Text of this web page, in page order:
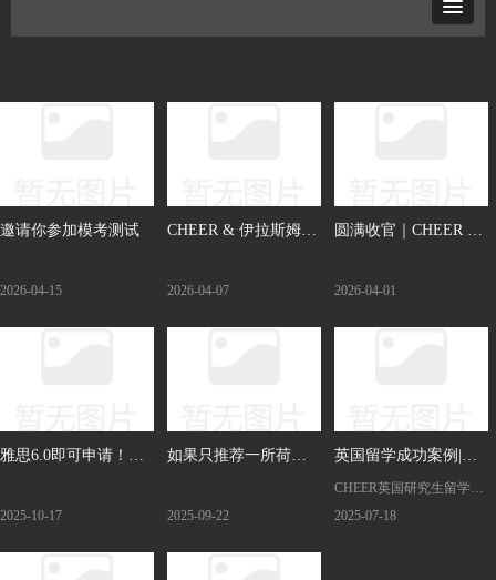
邀请你参加模考测试
2026-04-15
CHEER & 伊拉斯姆斯
2026-04-07
圆满收官｜CHEER &
2026-04-01
雅思6.0即可申请！荷
2025-10-17
如果只推荐一所荷兰
2025-09-22
英国留学成功案例|双
非学生申请南安普顿
CHEER英国研究生留学申
请成功案例，双非学生申
2025-07-18